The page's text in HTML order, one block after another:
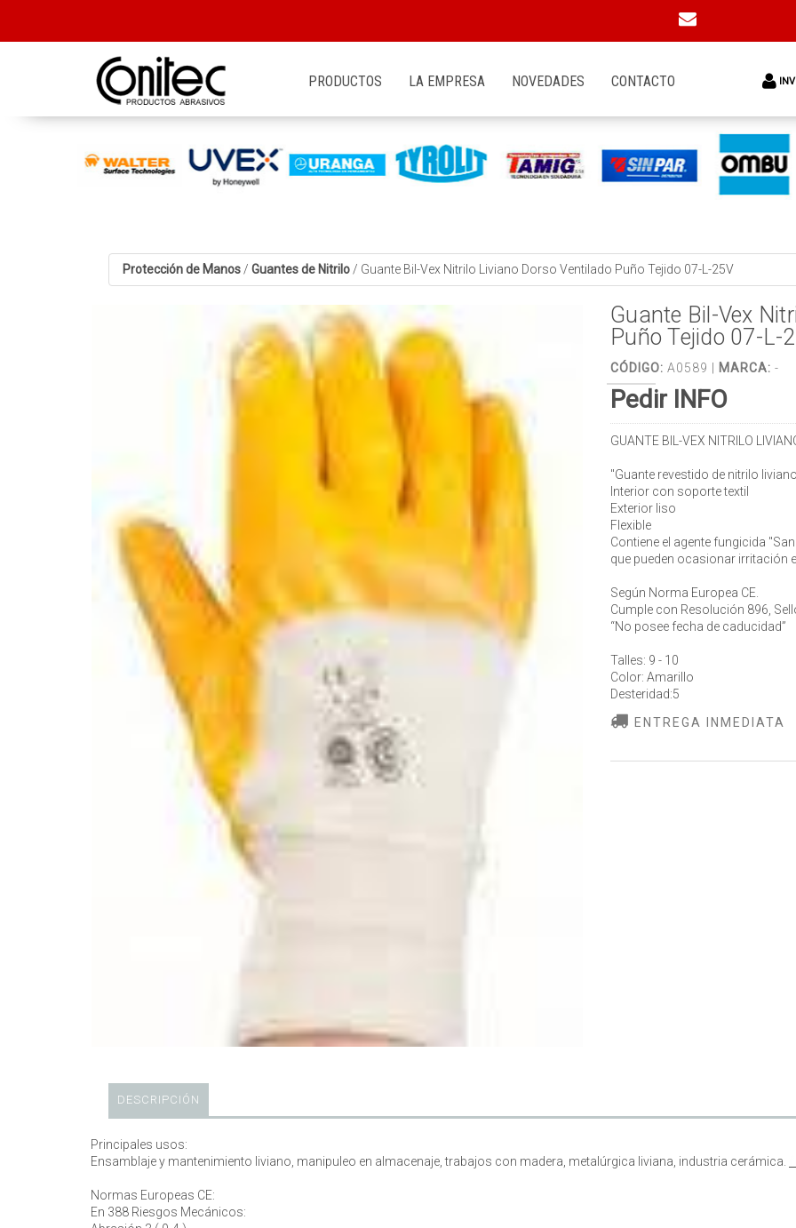
PRODUCTOS LA EMPRESA NOVEDADES CONTACTO
Protección de Manos / Guantes de Nitrilo / Guante Bil-Vex Nitrilo Liviano Dorso Ventilado Puño Tejido 07-L-25V
Guante Bil-Vex
Puño Tejido 07-L-
CÓDIGO: A0589 | MARCA: -
Pedir INFO
GUANTE BIL-VEX NITRILO
"Guante revestido de nitrilo
Interior con soporte textil
Exterior liso
Flexible
Contiene el agente fungicida
que pueden ocasionar irritación
Según Norma Europea CE.
Cumple con Resolución 896,
“No posee fecha de caducidad”
Talles: 9 - 10
Color: Amarillo
Desteridad:5
ENTREGA INMEDIATA
DESCRIPCIÓN
Principales usos:
Ensamblaje y mantenimiento liviano, manipuleo en almacenaje, trabajos con madera, metalúrgica liviana, industria cerámica.
Normas Europeas CE:
En 388 Riesgos Mecánicos: